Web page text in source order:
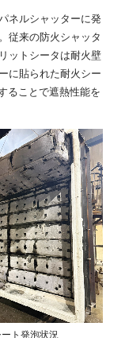
ネルシャッターに発
従来の防火シャッタ
ットシータは耐火壁
に貼られた耐火シー
ることで遮熱性能を
ト発泡状況